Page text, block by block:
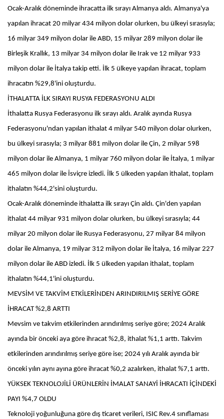
Ocak-Aralık döneminde ihracatta ilk sırayı Almanya aldı. Almanya'ya
yapılan ihracat 20 milyar 434 milyon dolar olurken, bu ülkeyi sırasıyla;
16 milyar 349 milyon dolar ile ABD, 15 milyar 289 milyon dolar ile
Birleşik Krallık, 13 milyar 34 milyon dolar ile Irak ve 12 milyar 933
milyon dolar ile İtalya takip etti. İlk 5 ülkeye yapılan ihracat, toplam
ihracatın %29,8'ini oluşturdu.
İTHALATTA İLK SIRAYI RUSYA FEDERASYONU ALDI
İthalatta Rusya Federasyonu ilk sırayı aldı. Aralık ayında Rusya
Federasyonu'ndan yapılan ithalat 4 milyar 540 milyon dolar olurken,
bu ülkeyi sırasıyla; 3 milyar 881 milyon dolar ile Çin, 2 milyar 598
milyon dolar ile Almanya, 1 milyar 760 milyon dolar ile İtalya, 1 milyar
465 milyon dolar ile İsviçre izledi. İlk 5 ülkeden yapılan ithalat, toplam
ithalatın %44,2'sini oluşturdu.
Ocak-Aralık döneminde ithalatta ilk sırayı Çin aldı. Çin'den yapılan
ithalat 44 milyar 931 milyon dolar olurken, bu ülkeyi sırasıyla; 44
milyar 20 milyon dolar ile Rusya Federasyonu, 27 milyar 84 milyon
dolar ile Almanya, 19 milyar 312 milyon dolar ile İtalya, 16 milyar 227
milyon dolar ile ABD izledi. İlk 5 ülkeden yapılan ithalat, toplam
ithalatın %44,1'ini oluşturdu.
MEVSİM VE TAKVİM ETKİLERİNDEN ARINDIRILMIŞ SERİYE GÖRE
İHRACAT %2,8 ARTTI
Mevsim ve takvim etkilerinden arındırılmış seriye göre; 2024 Aralık
ayında bir önceki aya göre ihracat %2,8, ithalat %1,1 arttı. Takvim
etkilerinden arındırılmış seriye göre ise; 2024 yılı Aralık ayında bir
önceki yılın aynı ayına göre ihracat %0,2 azalırken, ithalat %7,1 arttı.
YÜKSEK TEKNOLOJİLİ ÜRÜNLERİN İMALAT SANAYİ İHRACATI İÇİNDEKİ
PAYI %4,7 OLDU
Teknoloji yoğunluğuna göre dış ticaret verileri, ISIC Rev.4 sınıflaması